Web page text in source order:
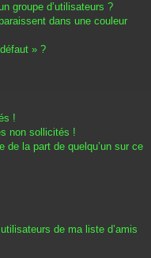
groupe d’utilisateurs ?
dans une couleur
» ?
!
non sollicités !
de la part de quelqu’un sur ce
de ma liste d’amis